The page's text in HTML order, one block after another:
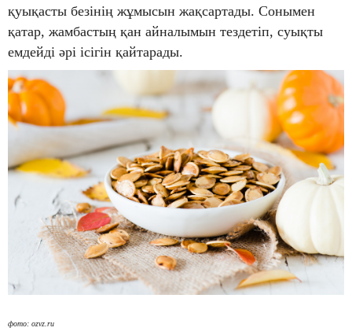
қуықасты безінің жұмысын жақсартады. Сонымен
қатар, жамбастың қан айналымын тездетіп, суықты
емдейді әрі ісігін қайтарады.
фото: ozvz.ru